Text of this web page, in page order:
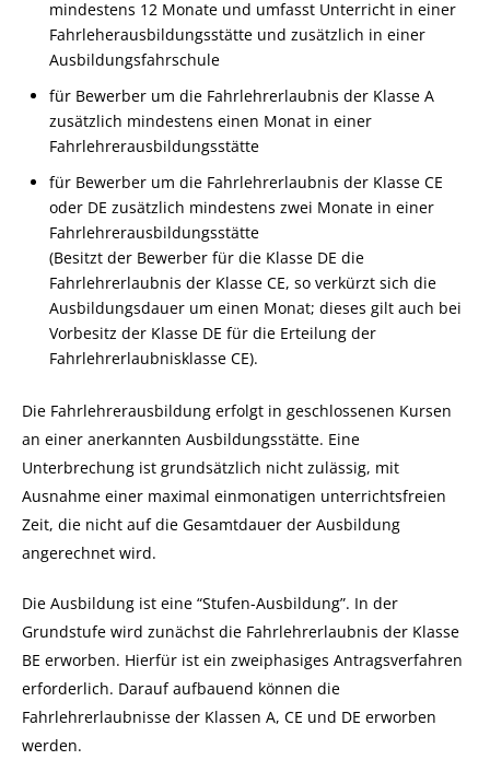
mindestens 12 Monate und umfasst Unterricht in einer
Fahrleherausbildungsstätte und zusätzlich in einer
Ausbildungsfahrschule
für Bewerber um die Fahrlehrerlaubnis der Klasse A
zusätzlich mindestens einen Monat in einer
Fahrlehrerausbildungsstätte
für Bewerber um die Fahrlehrerlaubnis der Klasse CE
oder DE zusätzlich mindestens zwei Monate in einer
Fahrlehrerausbildungsstätte
(Besitzt der Bewerber für die Klasse DE die
Fahrlehrerlaubnis der Klasse CE, so verkürzt sich die
Ausbildungsdauer um einen Monat; dieses gilt auch bei
Vorbesitz der Klasse DE für die Erteilung der
Fahrlehrerlaubnisklasse CE).
Die Fahrlehrerausbildung erfolgt in geschlossenen Kursen
an einer anerkannten Ausbildungsstätte. Eine
Unterbrechung ist grundsätzlich nicht zulässig, mit
Ausnahme einer maximal einmonatigen unterrichtsfreien
Zeit, die nicht auf die Gesamtdauer der Ausbildung
angerechnet wird.
Die Ausbildung ist eine “Stufen-Ausbildung”. In der
Grundstufe wird zunächst die Fahrlehrerlaubnis der Klasse
BE erworben. Hierfür ist ein zweiphasiges Antragsverfahren
erforderlich. Darauf aufbauend können die
Fahrlehrerlaubnisse der Klassen A, CE und DE erworben
werden.